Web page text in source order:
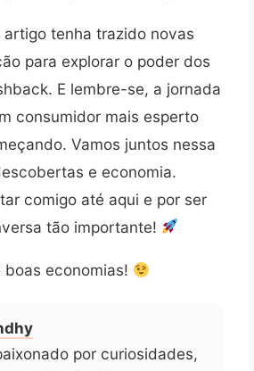
artigo tenha trazido novas
para explorar o poder dos
E lembre-se, a jornada
consumidor mais esperto
Vamos juntos nessa
e economia.
comigo até aqui e por ser
tão importante!
boas economias!
por curiosidades,